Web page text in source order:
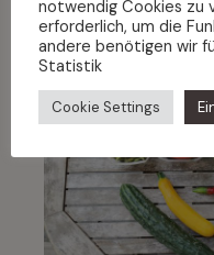
05
Feb.
notwendig Cookies zu
erforderlich, um die
andere benötigen wir
Statistik
Cookie Settings